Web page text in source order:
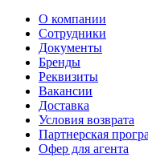
О компании
Сотрудники
Документы
Бренды
Реквизиты
Вакансии
Доставка
Условия возврата
Партнерская
Офер для агента